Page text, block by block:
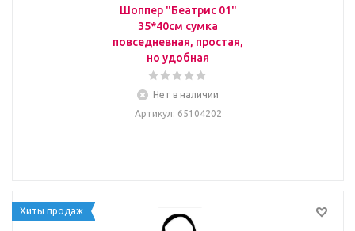
Шоппер "Беатрис 01"
35*40см сумка
повседневная, простая,
но удобная
Нет в наличии
Артикул: 65104202
Хиты продаж